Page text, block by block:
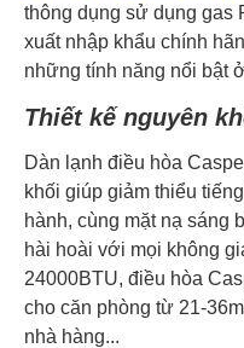
thông dụng sử dụng gas
xuất nhập khẩu chính
những tính năng nổi bật
Thiết kế nguyên
Dàn lạnh điều hòa
khối giúp giảm thiểu
hành, cùng mặt nạ sáng
hài hoài với mọi không
24000BTU, điều hòa
cho căn phòng từ 21-
nhà hàng...